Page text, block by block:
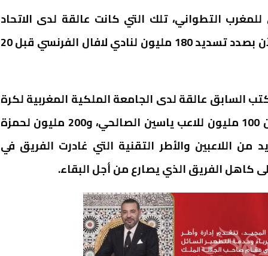
التطواني، تلك التي كانت عالقة لدى الاتحاد
الدولي “فيفا”، بحيث سدد أكثر من 400 مليون، وهو الآن بصدد تسديد 180 مليون لنادي لافال الفرنسي قبل 20
السابق عالقة لدى الجامعة الملكية المغربية لكرة
القدم، في انتظار تسديد ديون أخرى، من بينها أزيد من 100 مليون للاعب ياسين الصالحي، و200 مليون لحمزة
من اللاعبين والأطر التقنية التي غادرت الفريق في
كاهل الفريق الذي يصارع من أجل البقاء.